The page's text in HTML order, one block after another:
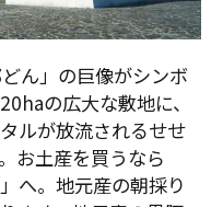
ん」の巨像がシンボ
の広大な敷地に、
ルが放流されるせせ
お土産を買うなら
へ。地元産の朝採り